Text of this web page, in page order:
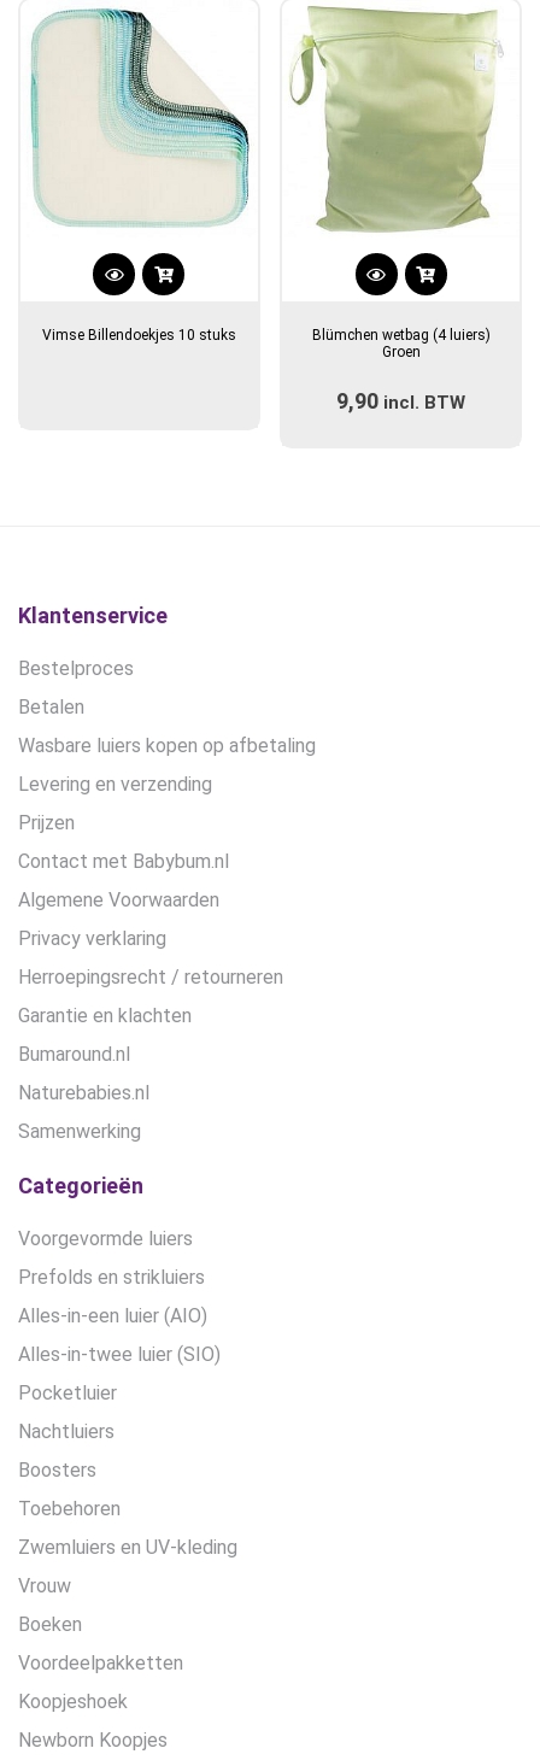
Vimse Billendoekjes 10 stuks
Blümchen wetbag (4 luiers)
Groen
9,90 incl. BTW
Klantenservice
Bestelproces
Betalen
Wasbare luiers kopen op afbetaling
Levering en verzending
Prijzen
Contact met Babybum.nl
Algemene Voorwaarden
Privacy verklaring
Herroepingsrecht / retourneren
Garantie en klachten
Bumaround.nl
Naturebabies.nl
Samenwerking
Categorieën
Voorgevormde luiers
Prefolds en strikluiers
Alles-in-een luier (AIO)
Alles-in-twee luier (SIO)
Pocketluier
Nachtluiers
Boosters
Toebehoren
Zwemluiers en UV-kleding
Vrouw
Boeken
Voordeelpakketten
Koopjeshoek
Newborn Koopjes